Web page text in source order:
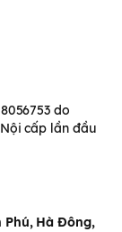
do
cấp lần đầu
Phú, Hà Đông,